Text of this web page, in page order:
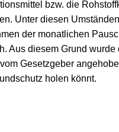
bzw. die
Unter diesen
der monatlichen
Aus diesem Grund wurde
Gesetzgeber
holen könnt.